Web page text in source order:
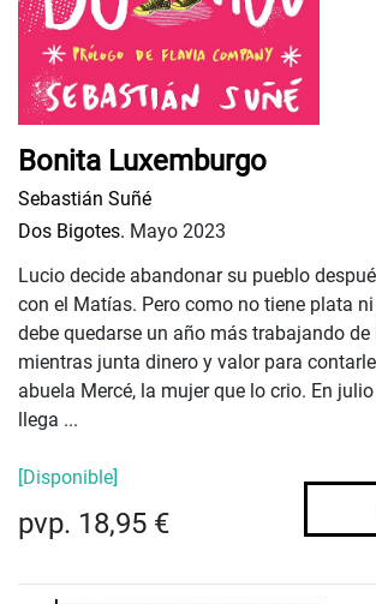
Bonita Luxemburgo
Sebastián Suñé
Dos Bigotes. Mayo 2023
Lucio decide abandonar su pueblo
con el Matías. Pero como no tiene plata
debe quedarse un año más trabajando de
mientras junta dinero y valor para
abuela Mercé, la mujer que lo crio. En
llega ...
[Disponible]
pvp. 18,95 €